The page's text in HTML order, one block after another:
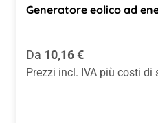
Generatore eolico ad
Prezzo normale:
Da 10,16 €
Prezzi incl. IVA più costi di